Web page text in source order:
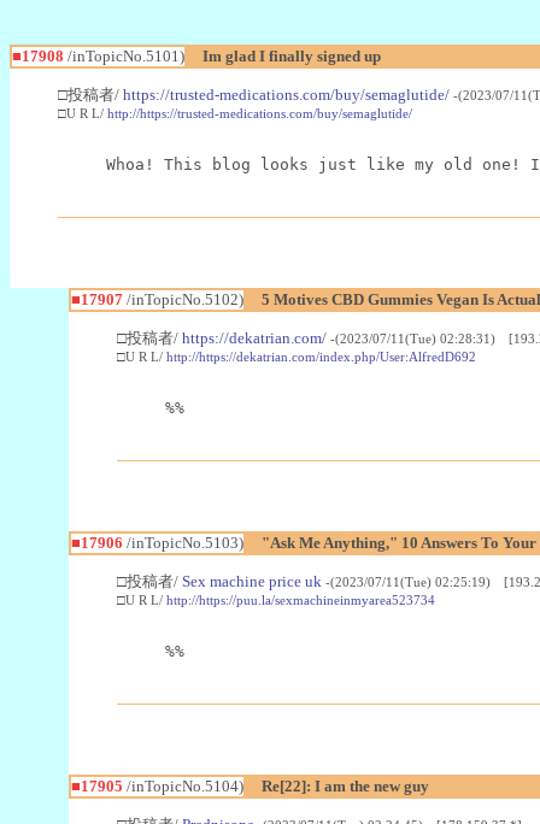
■17908 /inTopicNo.5101) Im glad I finally signed up
□投稿者/ https://trusted-medications.com/buy/semaglutide/ -(2023/07/
□U R L/ http://https://trusted-medications.com/buy/semaglutide/
Whoa! This blog looks just like my old
■17907/inTopicNo.5102) 5 Motives CBD Gummies Vegan Is
□投稿者/ https://dekatrian.com/ -(2023/07/11(Tue) 02:28:31)
□U R L/ http://https://dekatrian.com/index.php/User:AlfredD692
%%
■17906 /inTopicNo.5103) "Ask Me Anything," 10 Answers To
□投稿者/ Sex machine price uk -(2023/07/11(Tue) 02:25:19)
□U R L/ http://https://puu.la/sexmachineinmyarea523734
%%
■17905 /inTopicNo.5104) Re[22]: I am the new guy